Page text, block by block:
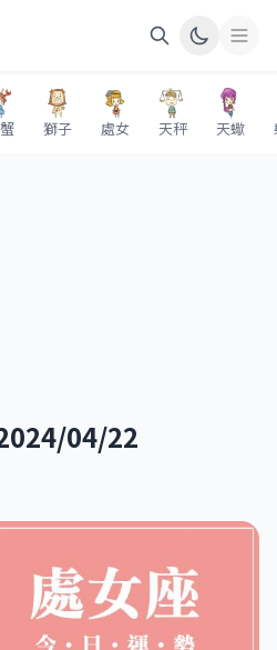
獅子 處女 天秤 天蠍
04/22